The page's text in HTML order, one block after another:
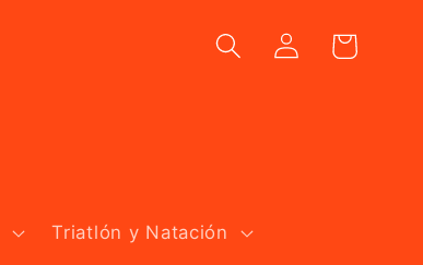
Triatlón y Natación
Iniciar
sesión
Carrito